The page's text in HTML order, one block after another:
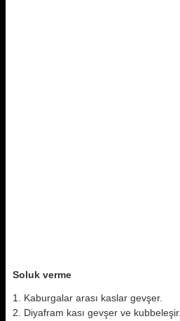
Soluk verme
1. Kaburgalar arası kaslar gevşer.
2. Diyafram kası gevşer ve kubbeleşir.